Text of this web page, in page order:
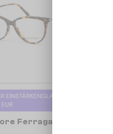
EINSTÄRKENGLASLINSE
Ferragamo